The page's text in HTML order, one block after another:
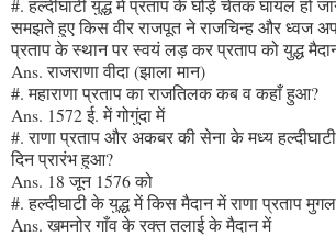
#. हल्दीघाटी युद्ध में प्रताप के घोड़े चेतक घायल हो
समझते हुए किस वीर राजपूत ने राजचिन्ह और ध्वज
प्रताप के स्थान पर स्वयं लड़ कर प्रताप को युद्ध
Ans. राजराणा वीदा (झाला मान)
#. महाराणा प्रताप का राजतिलक कब व कहाँ हुआ?
Ans. 1572 ई. में गोगुंदा में
#. राणा प्रताप और अकबर की सेना के मध्य
दिन प्रारंभ हुआ?
Ans. 18 जून 1576 को
#. हल्दीघाटी के युद्ध में किस मैदान में राणा प्रताप
Ans. खमनोर गाँव के रक्त तलाई के मैदान में